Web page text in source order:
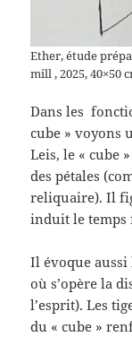
Ether, étude
mill , 2025, 40×50
Dans les
cube » voyons
Leis, le « cube
des pétales
reliquaire). Il
induit le temps
Il évoque aussi
où s’opère la
l’esprit). Les
du « cube »